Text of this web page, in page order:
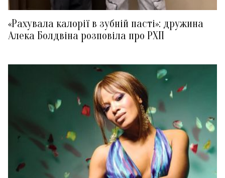
«Рахувала калорії в зубній пасті»: дружина
Алека Болдвіна розповіла про РХП